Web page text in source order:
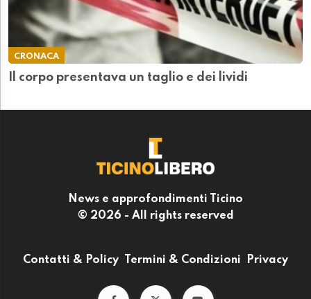
CRONACA
Il corpo presentava un taglio e dei lividi
News e approfondimenti Ticino
© 2026 - All rights reserved
Contatti & Policy Termini & Condizioni Privacy